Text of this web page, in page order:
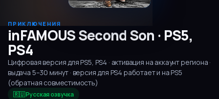
ПРИКЛЮЧЕНИЯ
inFAMOUS Second Son · PS5,
PS4
Цифровая версия дляPS5, PS4 · активация на аккаунт региона ·
выдача 5–30 минут · версия для PS4 работает и на PS5
(обратная совместимость)
🇷🇺 Русская озвучка